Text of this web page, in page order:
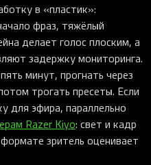
в «пластик»:
фраз, тяжёлый
делает голос плоским, а
задержку мониторинга.
минут, прогнать через
трогать пресеты. Если
для эфира, параллельно
Razer Kiyo: свет и кадр
зритель оценивает